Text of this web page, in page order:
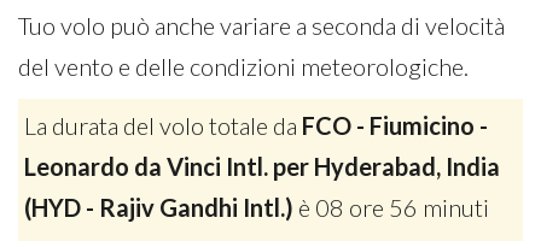
Tuo volo può anche variare a seconda di velocità
del vento e delle condizioni meteorologiche.
La durata del volo totale da FCO - Fiumicino -
Leonardo da Vinci Intl. per Hyderabad, India
(HYD - Rajiv Gandhi Intl.) è 08 ore 56 minuti